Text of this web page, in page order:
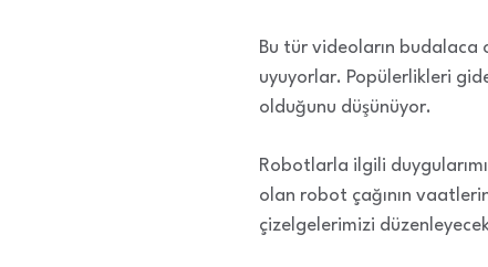
Bu tür videoların budalaca
uyuyorlar. Popülerlikleri
olduğunu düşünüyor.
Robotlarla ilgili
olan robot çağının
çizelgelerimizi